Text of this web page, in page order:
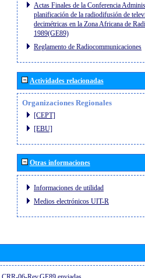
Actas Finales de la Conferencia
planificación de la radiodifusión de
decimétricas en la Zona Africana de
1989(GE89)
Reglamento de Radiocommunicaciones
Actividades relacionadas
Organizaciones Regionales
[CEPT]
[EBU]
Otras informaciones
Informaciones de utilidad
Medios electrónicos UIT-R